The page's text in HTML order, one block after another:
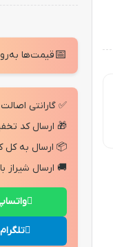
📅قیمت‌ها
✅ گارانتی
🎁 ارسال کد تخفیف
📦 ارسال به کل
🚚 ارسال شیراز
تلگرام